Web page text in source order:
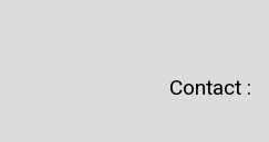
Contact :